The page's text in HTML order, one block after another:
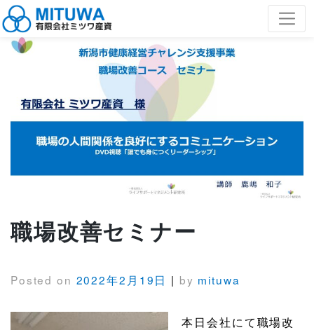
Skip
to
ミツワ産資
職場改善セミナー
Posted on 2022年2月19日 | by mituwa
本日会社にて職場改